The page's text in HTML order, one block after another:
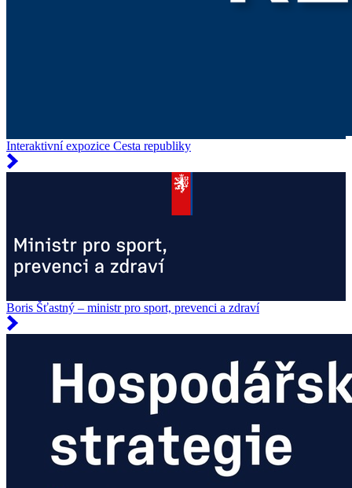
Interaktivní expozice Cesta republiky
Boris Šťastný – ministr pro sport, prevenci a zdraví